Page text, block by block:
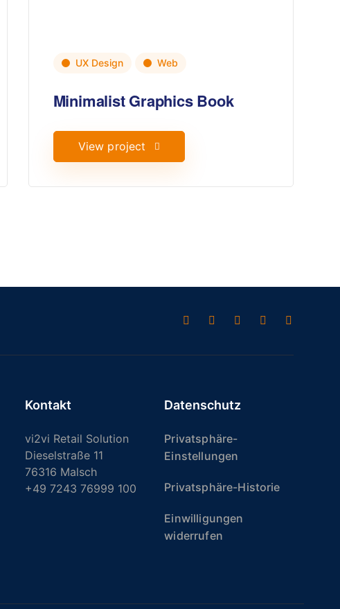
UX Design Web
Minimalist Graphics Book
View project
Kontakt
vi2vi Retail Solution
Dieselstraße 11
76316 Malsch
+49 7243 76999 100
Datenschutz
Privatsphäre-
Einstellungen
Privatsphäre-Historie
Einwilligungen
widerrufen